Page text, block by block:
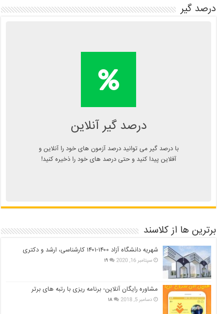
درصد گیر
درصد گیر آنلاین
با درصد گیر می توانید درصد آزمون های خود را آنلاین و
آفلاین پیدا کنید و حتی درصد های خود را ذخیره کنید!
محاسبه آنلاین درصد یا دانلود
اپلیکیشن درصد گیر
برترین ها از کلاسند
شهریه دانشگاه آزاد ۱۴۰۰-۱۴۰۱ کارشناسی، ارشد و دکتری
سپتامبر 16, 2020 ۱۹
مشاوره رایگان آنلاین- برنامه ریزی با رتبه های برتر
دسامبر 5, 2018 ۱۸